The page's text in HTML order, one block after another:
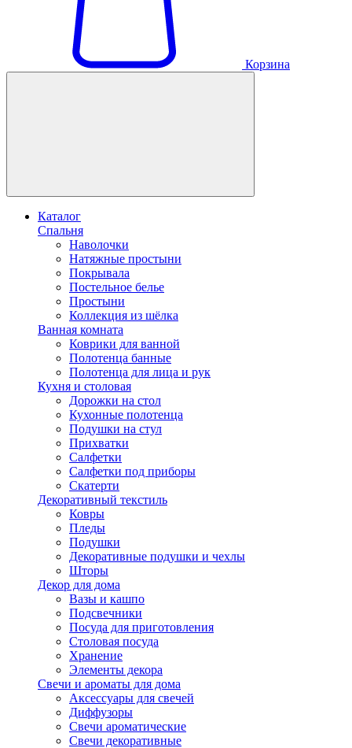
Корзина
Каталог
Спальня
Наволочки
Натяжные простыни
Покрывала
Постельное белье
Простыни
Коллекция из шёлка
Ванная комната
Коврики для ванной
Полотенца банные
Полотенца для лица и рук
Кухня и столовая
Дорожки на стол
Кухонные полотенца
Подушки на стул
Прихватки
Салфетки
Салфетки под приборы
Скатерти
Декоративный текстиль
Ковры
Пледы
Подушки
Декоративные подушки и чехлы
Шторы
Декор для дома
Вазы и кашпо
Подсвечники
Посуда для приготовления
Столовая посуда
Хранение
Элементы декора
Свечи и ароматы для дома
Аксессуары для свечей
Диффузоры
Свечи ароматические
Свечи декоративные